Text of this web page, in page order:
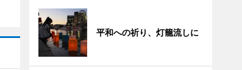
平和への祈り、灯籠流しに